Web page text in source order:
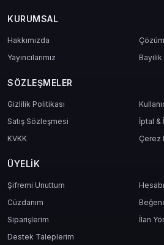
Etkinlik Katılımı
Bazı ödül seviyelerini doğrudan açma
265 AUR, bu tür içeriklerde fark yaratmak
Neden 265 AUR
Edilmeli?
Hedef Odaklı Kullanım
265 AUR, küçük ama etkili yatırımlar
KURUMSAL
Hakkımızda
Yayıncılarımız
Bayilik
SÖZLEŞMELER
Gizlilik Politikası
Satış Sözleşmesi
İptal &
KVKK
Çerez
ÜYELIK
Şifremi Unuttum
Cüzdanım
Siparişlerim
İlan
Destek Taleplerim